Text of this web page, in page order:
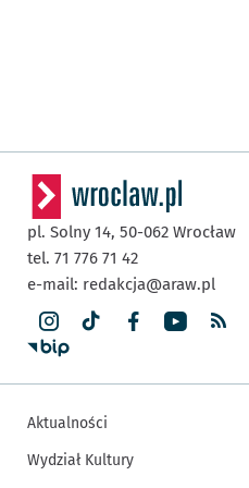
pl. Solny 14, 50-062 Wrocław
tel. 71 776 71 42
e-mail: redakcja@araw.pl
Aktualności
Wydział Kultury